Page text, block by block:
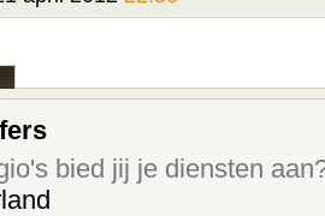
bied jij je diensten